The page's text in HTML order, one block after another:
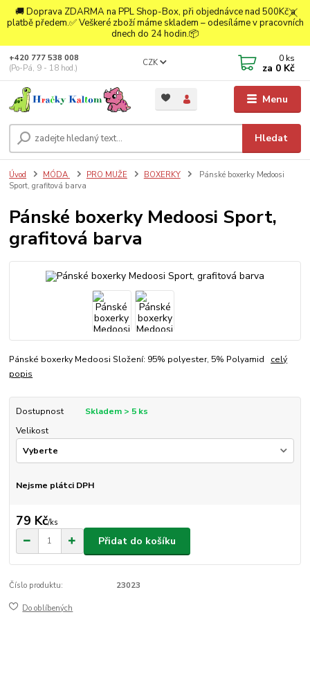
🚚 Doprava ZDARMA na PPL Shop-Box, při objednávce nad 500Kč a
platbě předem.✅ Veškeré zboží máme skladem – odesíláme v pracovních
dnech do 24 hodin.📦
Menu
CZK
Hledat
+420 777 538 008
(Po-Pá, 9 - 18 hod.)
0 ks
za 0 Kč
Úvod MÓDA PRO MUŽE BOXERKY
Pánské boxerky Medoosi
Sport, grafitová barva
Pánské boxerky Medoosi Sport,
grafitová barva
Pánské boxerky Medoosi Složení: 95% polyester, 5% Polyamid celý
popis
Dostupnost
Skladem > 5 ks
Velikost
Nejsme plátci DPH
79 Kč/ks
Přidat do košíku
Číslo produktu: 23023
Do oblíbených